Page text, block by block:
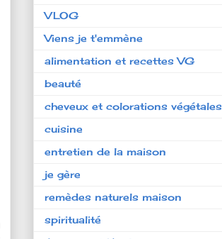
VLOG
Viens je t'emmène
alimentation et recettes VG
beauté
cheveux et colorations végétales
cuisine
entretien de la maison
je gère
remèdes naturels maison
spiritualité